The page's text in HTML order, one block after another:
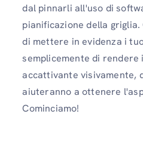
dal pinnarli all'uso di
pianificazione della
di mettere in evidenza i
semplicemente di rendere
accattivante visivamente,
aiuteranno a ottenere
Cominciamo!